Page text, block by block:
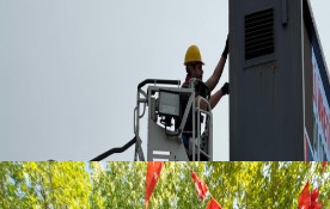
Büyükşehir Çevresel İzleme Ağını
Bandırma ile Güçlendirdi
05 Ağustos 2026